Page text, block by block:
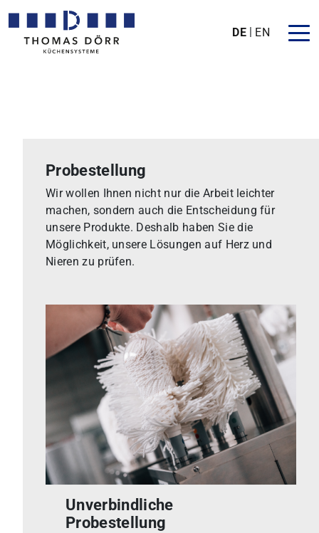
DE EN
Probestellung
Wir wollen Ihnen nicht nur die Arbeit leichter
machen, sondern auch die Entscheidung für
unsere Produkte. Deshalb haben Sie die
Möglichkeit, unsere Lösungen auf Herz und
Nieren zu prüfen.
Unverbindliche
Probestellung